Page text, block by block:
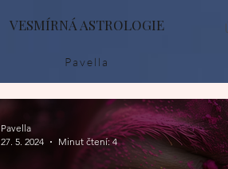
VESMÍRNÁ ASTROLOGIE
Pavella
Pavella
27. 5. 2024
Minut čtení: 4